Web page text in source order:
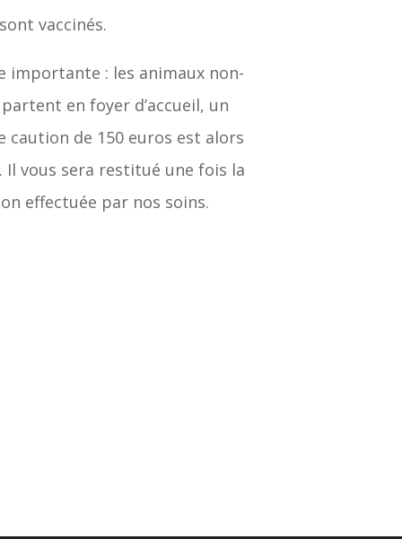
vaccinés.
importante : les animaux non-
en foyer d’accueil, un
caution de 150 euros est alors
Il vous sera restitué une fois la
effectuée par nos soins.